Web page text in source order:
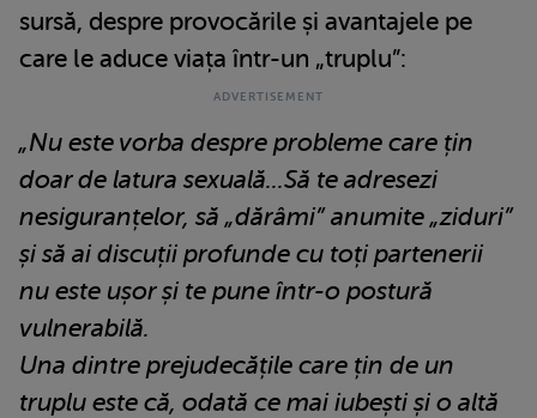
sursă, despre provocările și avantajele pe
care le aduce viața într-un „truplu”:
„Nu este vorba despre probleme care țin
doar de latura sexuală...Să te adresezi
nesiguranțelor, să „dărâmi” anumite „ziduri”
și să ai discuții profunde cu toți partenerii
nu este ușor și te pune într-o postură
vulnerabilă.
Una dintre prejudecățile care țin de un
truplu este că, odată ce mai iubești și o altă